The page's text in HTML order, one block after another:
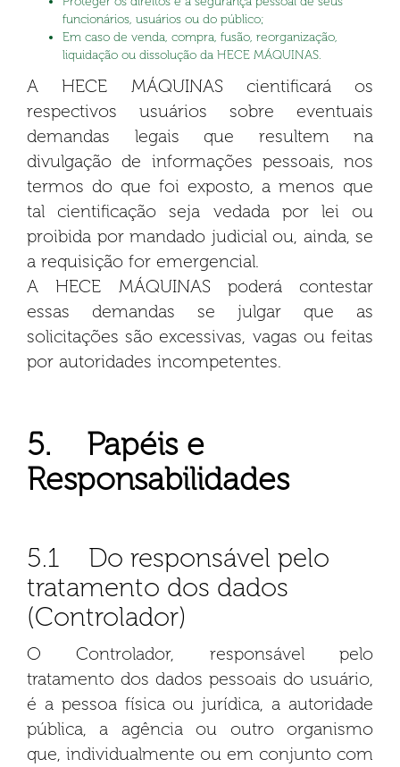
funcionários, usuários ou do público;
Em caso de venda, compra, fusão, reorganização,
liquidação ou dissolução da HECE MÁQUINAS.
A HECE MÁQUINAS cientificará os
respectivos usuários sobre eventuais
demandas legais que resultem na
divulgação de informações pessoais, nos
termos do que foi exposto, a menos que
tal cientificação seja vedada por lei ou
proibida por mandado judicial ou, ainda, se
a requisição for emergencial.
A HECE MÁQUINAS poderá contestar
essas demandas se julgar que as
solicitações são excessivas, vagas ou feitas
por autoridades incompetentes.
5. Papéis e
Responsabilidades
5.1 Do responsável pelo
tratamento dos dados
(Controlador)
O Controlador, responsável pelo
tratamento dos dados pessoais do usuário,
é a pessoa física ou jurídica, a autoridade
pública, a agência ou outro organismo
que, individualmente ou em conjunto com